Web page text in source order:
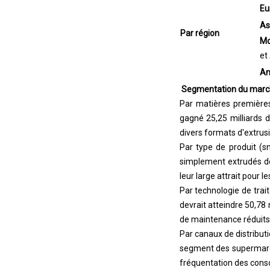
Par région
et
Segmentation du
Par matières
gagné 25,25 milliards
divers formats
Par type de produit
simplement extrudés
leur large attrait pour
Par technologie de
devrait atteindre 50,78
de maintenance
Par canaux de
segment des
fréquentation des